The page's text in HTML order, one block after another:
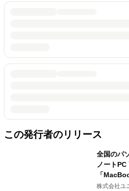
この発行者のリリース
全国のパ
ノートPC
「
ン」を 2
株式会社ユ